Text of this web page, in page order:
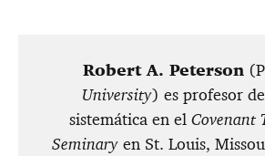
Robert A. Peterson
University) es profesor
sistemática en el Covenant
Seminary en St. Louis,